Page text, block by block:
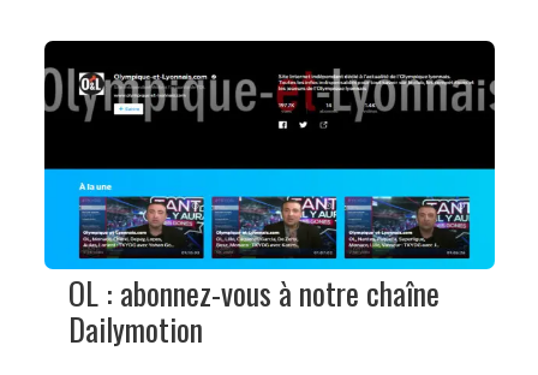
OL : abonnez-vous à notre chaîne
Dailymotion